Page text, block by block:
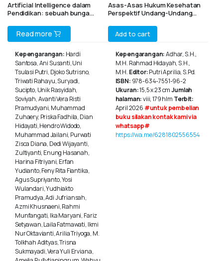
Artificial Intelligence dalam
Pendidikan: sebuah bunga
Read more
Kepengarangan: Hardi
Santosa, Ani Susanti, Uni
Tsulasi Putri, Djoko Sutrisno,
Triwati Rahayu, Suryadi,
Sucipto, Unik Rasyidah,
Soviyah, Avanti Vera Risti
Pramudyani, Muhammad
Zuhaery, Priska Fadhila, Dian
Hidayati, Hendro Widodo,
Muhammad Jailani, Purwati
Zisca Diana, Dedi Wijayanti,
Zultiyanti, Enung Hasanah,
Harina Fitriyani, Erfan
Yudianto, Feny Rita Fiantika,
Agus Supriyanto, Yosi
Wulandari, Yudhiakto
Pramudya, Adi Jufriansah,
Azmi Khusnaeni, Rahmi
Munfangati, Ika Maryani, Fariz
Setyawan, Laila Fatmawati, Ikmi
Nur Oktavianti, Arilia Triyoga, M.
Tolkhah Adityas, Trisna
Sukmayadi, Vera Yuli Erviana,
Asas-Asas Hukum Kesehatan
Perspektif Undang-Undang
Kesehatan
Add to cart
Kepengarangan:Adhar, S.H.,
M.H. Rahmad Hidayah, S.H.,
M.H. Editor:Putri Aprilia, S.Pd.
ISBN: 978-634-7551-96-2
Ukuran:15,5 x 23 cmJumlah
halaman:viii, 179 hlm Terbit:
April 2026 #untuk pembelian
buku silakan kontak kami via
whatsapp#
https://wa.me/6281802556554